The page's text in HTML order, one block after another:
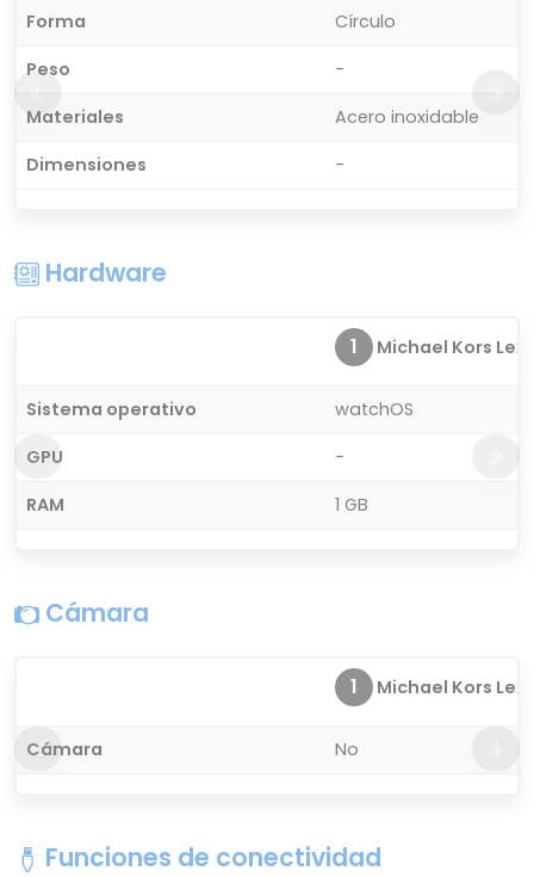
Forma
Círculo
Peso
-
Materiales
Acero inoxidable
Dimensiones
-
Hardware
1 Michael Kors
Sistema operativo
watchOS
GPU
-
RAM
1 GB
Cámara
1 Michael Kors
Cámara No
Funciones de conectividad